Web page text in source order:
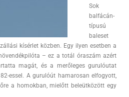
Sok
balfácán-
típusú
baleset
kísérlet közben. Egy ilyen esetben a
– ez a totál óraszám azért
magát, és a merőleges gurulóutat
essel. A gurulóút hamarosan elfogyott,
a homokban, mielőtt beleütközött egy